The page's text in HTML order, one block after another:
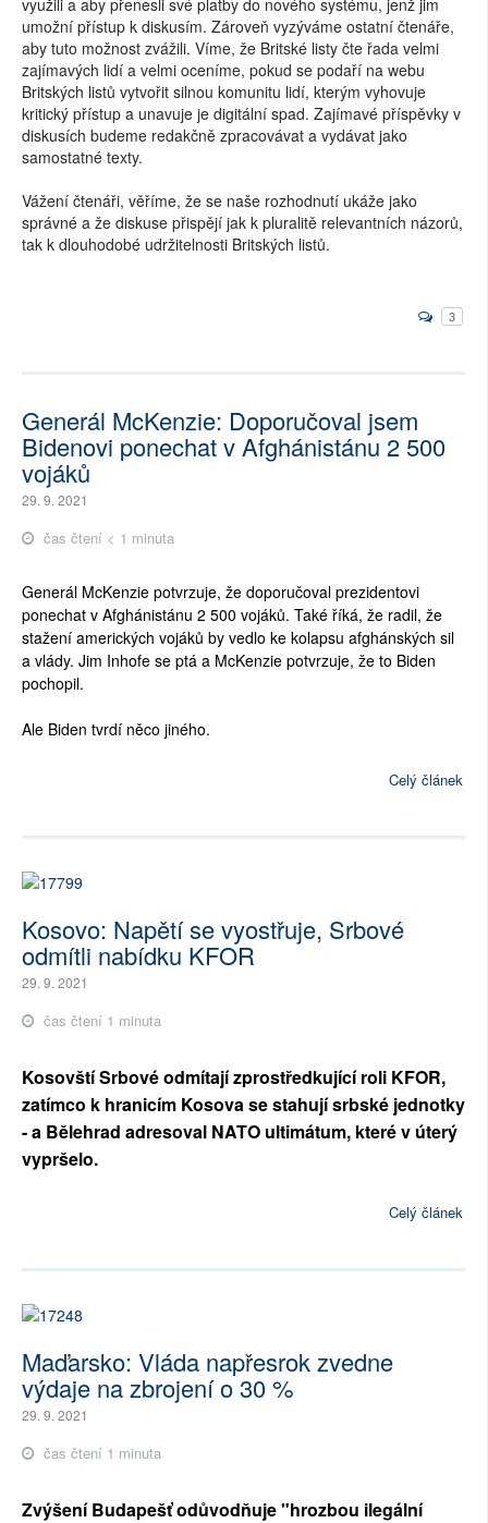
umožní přístup k diskusím. Zároveň vyzýváme ostatní čtenáře,
aby tuto možnost zvážili. Víme, že Britské listy čte řada velmi
zajímavých lidí a velmi oceníme, pokud se podaří na webu
Britských listů vytvořit silnou komunitu lidí, kterým vyhovuje
kritický přístup a unavuje je digitální spad. Zajímavé příspěvky v
diskusích budeme redakčně zpracovávat a vydávat jako
samostatné texty.
Vážení čtenáři, věříme, že se naše rozhodnutí ukáže jako
správné a že diskuse přispějí jak k pluralitě relevantních názorů,
tak k dlouhodobé udržitelnosti Britských listů.
3
Generál McKenzie: Doporučoval jsem
Bidenovi ponechat v Afghánistánu 2 500
vojáků
29. 9. 2021
čas čtení < 1 minuta
Generál McKenzie potvrzuje, že doporučoval prezidentovi
ponechat v Afghánistánu 2 500 vojáků. Také říká, že radil, že
stažení amerických vojáků by vedlo ke kolapsu afghánských sil
a vlády. Jim Inhofe se ptá a McKenzie potvrzuje, že to Biden
pochopil.
Ale Biden tvrdí něco jiného.
Celý článek
Kosovo: Napětí se vyostřuje, Srbové
odmítli nabídku KFOR
29. 9. 2021
čas čtení 1 minuta
Kosovští Srbové odmítají zprostředkující roli KFOR,
zatímco k hranicím Kosova se stahují srbské jednotky
- a Bělehrad adresoval NATO ultimátum, které v úterý
vypršelo.
Celý článek
Maďarsko: Vláda napřesrok zvedne
výdaje na zbrojení o 30 %
29. 9. 2021
čas čtení 1 minuta
Zvýšení Budapešť odůvodňuje "hrozbou ilegální